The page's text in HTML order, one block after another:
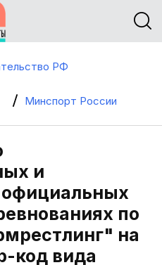
РФ
Минспорт России
и
официальных
по
на
код вида